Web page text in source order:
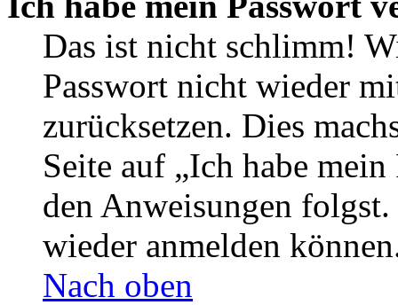
Das ist nicht schlimm!
Passwort nicht wieder
zurücksetzen. Dies
Seite auf „Ich habe
den Anweisungen
wieder anmelden
Nach oben